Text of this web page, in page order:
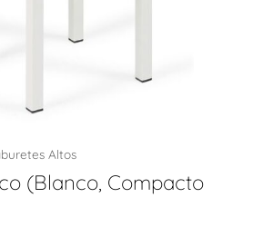
Altos
(Blanco, Compacto